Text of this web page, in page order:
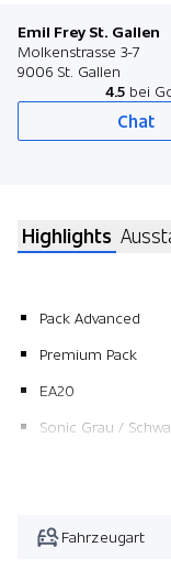
Emil Frey St. Gallen
Molkenstrasse 3-7
9006 St. Gallen
4.5 bei
Chat
Highlights
Pack Advanced
Premium Pack
EA20
Sonic Grau /
Fahrzeugart